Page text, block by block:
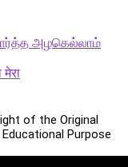
அழகெல்லாம்
of the Original
Purpose